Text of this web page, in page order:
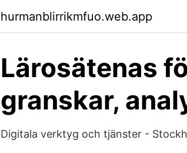
hurmanblirrikmfuo.web.app
Lärosätenas
granskar,
Digitala verktyg och tjänster -